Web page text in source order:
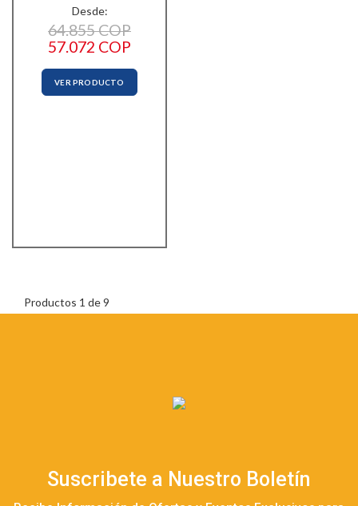
Desde:
64.855 COP
57.072 COP
VER PRODUCTO
Productos 1 de 9
Suscribete a Nuestro Boletín